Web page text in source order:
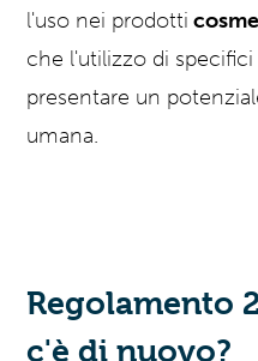
l'uso nei prodotti
che l'utilizzo di specifici
presentare un
umana.
Regolamento
c'è di nuovo?